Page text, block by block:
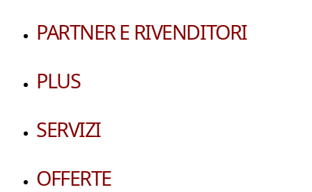
PARTNER E RIVENDITORI
PLUS
SERVIZI
OFFERTE